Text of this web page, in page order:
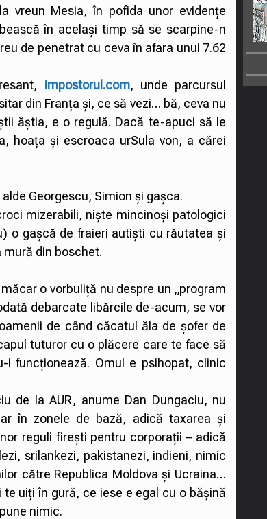
vreun Mesia, în pofida unor evidențe
în același timp să se scarpine-n
de penetrat cu ceva în afara unui 7.62
impostorul.com, unde parcursul
din Franța și, ce să vezi… bă, ceva nu
ăștia, e o regulă. Dacă te-apuci să le
hoața și escroaca urSula von, a cărei
Georgescu, Simion și gașca.
mizerabili, niște mincinoși patologici
o gașcă de fraieri autiști cu răutatea și
din boschet.
o vorbuliță nu despre un „program
debarcate libărcile de-acum, se vor
de când căcatul ăla de șofer de
tuturor cu o plăcere care te face să
funcționează. Omul e psihopat, clinic
de la AUR, anume Dan Dungaciu, nu
în zonele de bază, adică taxarea și
reguli firești pentru corporații – adică
srilankezi, pakistanezi, indieni, nimic
către Republica Moldova și Ucraina…
uiți în gură, ce iese e egal cu o bășină
nimic.